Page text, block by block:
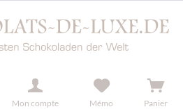
Mon compte Mémo Panier